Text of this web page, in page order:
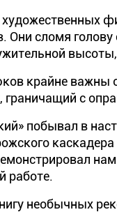
Они сломя
крайне важны
граничащий с
побывал в
работе.
необычных